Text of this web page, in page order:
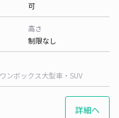
可
高さ
制限なし
ワンボックス大型車・SUV
詳細へ